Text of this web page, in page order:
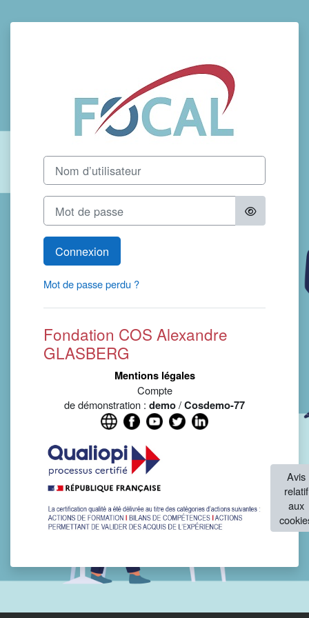
Connexion à
Nom d’utilisateur
Mot de passe
Connexion
Mot de passe perdu ?
Fondation COS Alexandre
GLASBERG
Mentions légales
Compte
de démonstration : demo/Cosdemo-77
Avis
relatif
aux